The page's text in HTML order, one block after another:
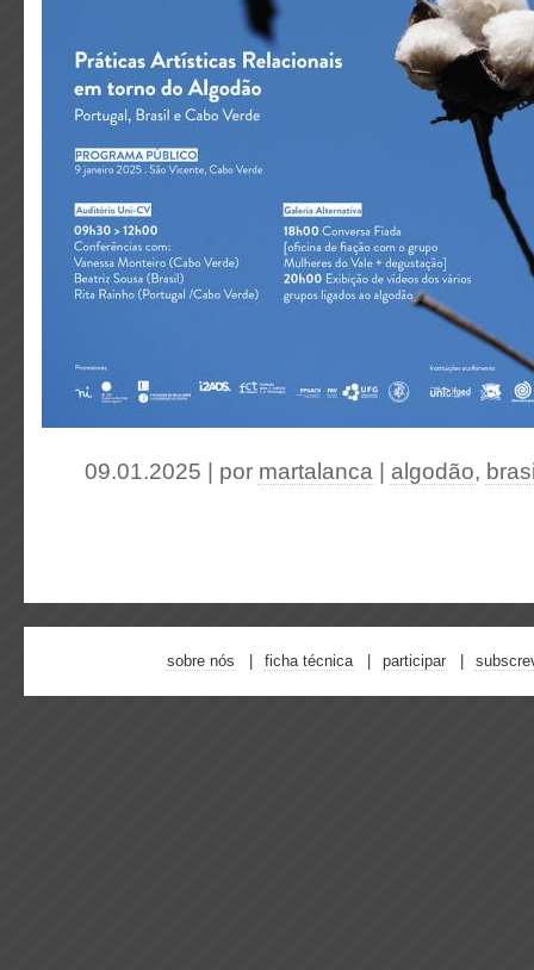
09.01.2025 | por martalanca algodão,
sobre nós ficha técnica participar